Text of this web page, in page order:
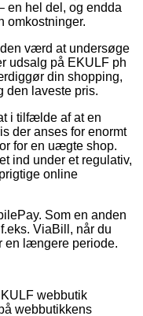
en hel del, og endda
omkostninger.
værd at undersøge
udsalg på EKULF ph
din shopping,
den laveste pris.
i tilfælde af at en
der anses for enormt
for en uægte shop.
ind under et regulativ,
online
Som en anden
ViaBill, når du
en længere periode.
webbutik
webbutikkens